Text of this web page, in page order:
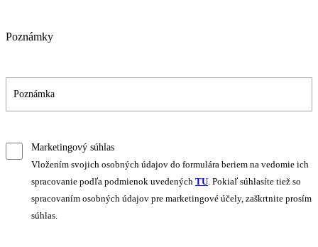
Poznámky
Marketingový súhlas
Vložením svojich osobných údajov do formulára beriem na vedomie ich
spracovanie podľa podmienok uvedených TU . Pokiaľ súhlasíte tiež so
spracovaním osobných údajov pre marketingové účely, zaškrtnite prosím
súhlas.